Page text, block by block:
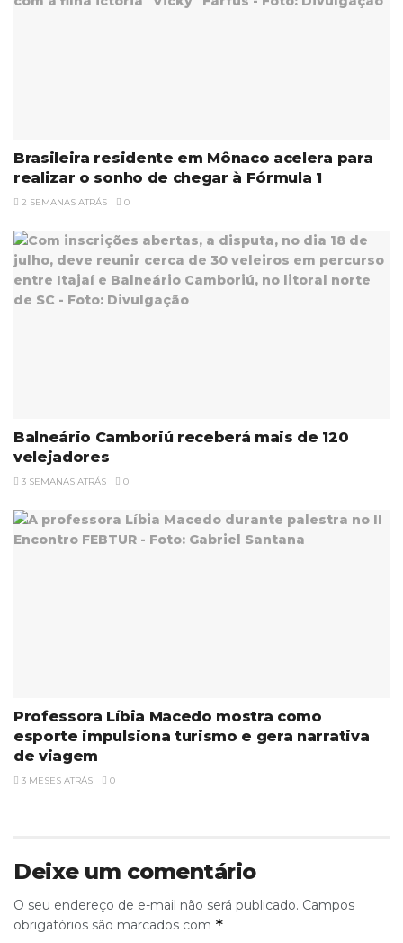
Brasileira residente em Mônaco acelera para
realizar o sonho de chegar à Fórmula 1
2 SEMANAS ATRÁS 0
Balneário Camboriú receberá mais de 120
velejadores
3 SEMANAS ATRÁS 0
Professora Líbia Macedo mostra como
esporte impulsiona turismo e gera narrativa
de viagem
3 MESES ATRÁS 0
Deixe um comentário
O seu endereço de e-mail não será publicado. Campos
obrigatórios são marcados com *